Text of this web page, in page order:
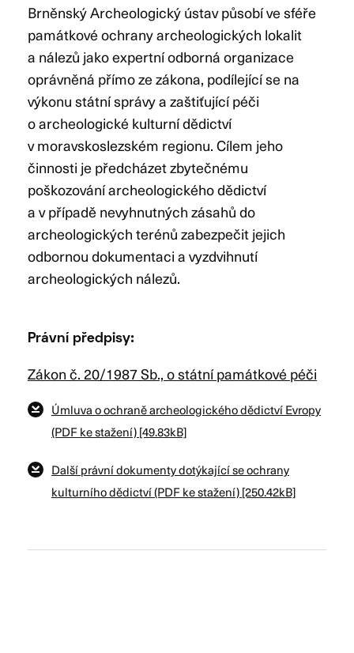
Brněnský Archeologický ústav působí ve sféře
památkové ochrany archeologických lokalit
a nálezů jako expertní odborná organizace
oprávněná přímo ze zákona, podílející se na
výkonu státní správy a zaštiťující péči
o archeologické kulturní dědictví
v moravskoslezském regionu. Cílem jeho
činnosti je předcházet zbytečnému
poškozování archeologického dědictví
a v případě nevyhnutných zásahů do
archeologických terénů zabezpečit jejich
odbornou dokumentaci a vyzdvihnutí
archeologických nálezů.
Právní předpisy:
Zákon č. 20/1987 Sb., o státní památkové péči
Úmluva o ochraně archeologického dědictví Evropy
(PDF ke stažení) [49.83kB]
Další právní dokumenty dotýkající se ochrany
kulturního dědictví (PDF ke stažení) [250.42kB]